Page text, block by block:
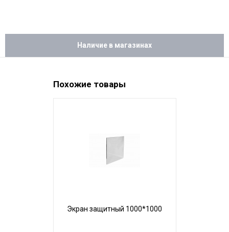
Наличие в магазинах
Похожие товары
Экран защитный 1000*1000